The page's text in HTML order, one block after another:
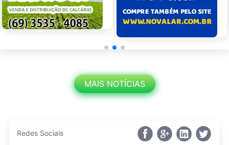
MAIS NOTÍCIAS
Redes Sociais